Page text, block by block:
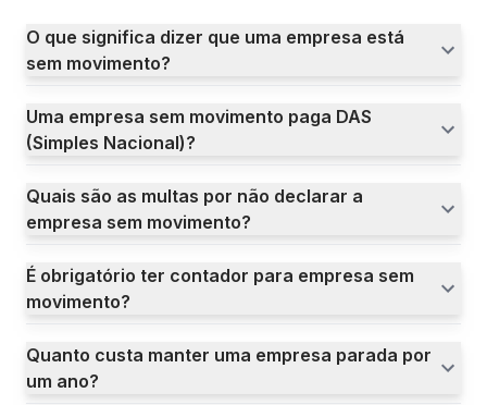
O que significa dizer que uma empresa está
sem movimento?
Uma empresa sem movimento paga DAS
(Simples Nacional)?
Quais são as multas por não declarar a
empresa sem movimento?
É obrigatório ter contador para empresa sem
movimento?
Quanto custa manter uma empresa parada por
um ano?